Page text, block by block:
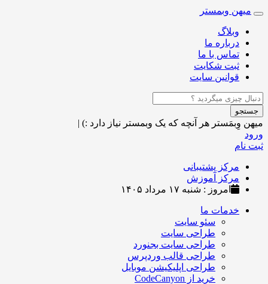
Toggle
navigation
میهن وبمستر
وبلاگ
درباره ما
تماس با ما
ثبت شکایت
قوانین سایت
جستجو
میهن وِبمَستر هر آنچه که یک وبمستر نیاز دارد :) |
ورود
ثبت نام
مرکز پشتیبانی
مرکز آموزش
امروز : شنبه ۱۷ مرداد ۱۴۰۵
خدمات ما
سئو سایت
طراحی سایت
طراحی سایت بجنورد
طراحی قالب وردپرس
طراحی اپلیکیشن موبایل
خرید از CodeCanyon